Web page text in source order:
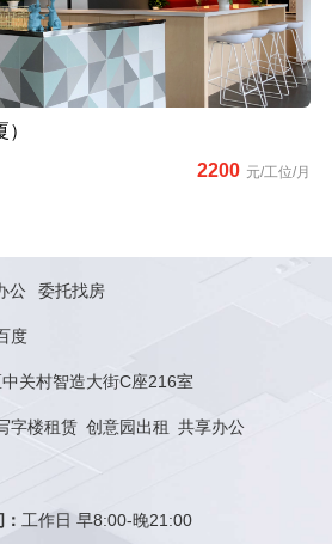
2200 元/工位/月
公 委托找房
度
关村智造大街C座216室
字楼租赁 创意园出租 共享办公
工作日 早8:00-晚21:00